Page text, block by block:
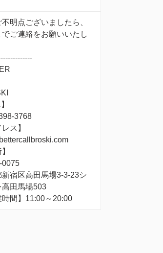
明点ございましたら、
ご連絡をお願いいたし
3768
レス】
0075
新宿区高田馬場3-3-23シ
高田馬場503
時間】11:00～20:00